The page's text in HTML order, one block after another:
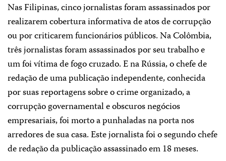
Nas Filipinas, cinco jornalistas foram assassinados por
realizarem cobertura informativa de atos de corrupção
ou por criticarem funcionários públicos. Na Colômbia,
três jornalistas foram assassinados por seu trabalho e
um foi vítima de fogo cruzado. E na Rússia, o chefe de
redação de uma publicação independente, conhecida
por suas reportagens sobre o crime organizado, a
corrupção governamental e obscuros negócios
empresariais, foi morto a punhaladas na porta nos
arredores de sua casa. Este jornalista foi o segundo chefe
de redação da publicação assassinado em 18 meses.